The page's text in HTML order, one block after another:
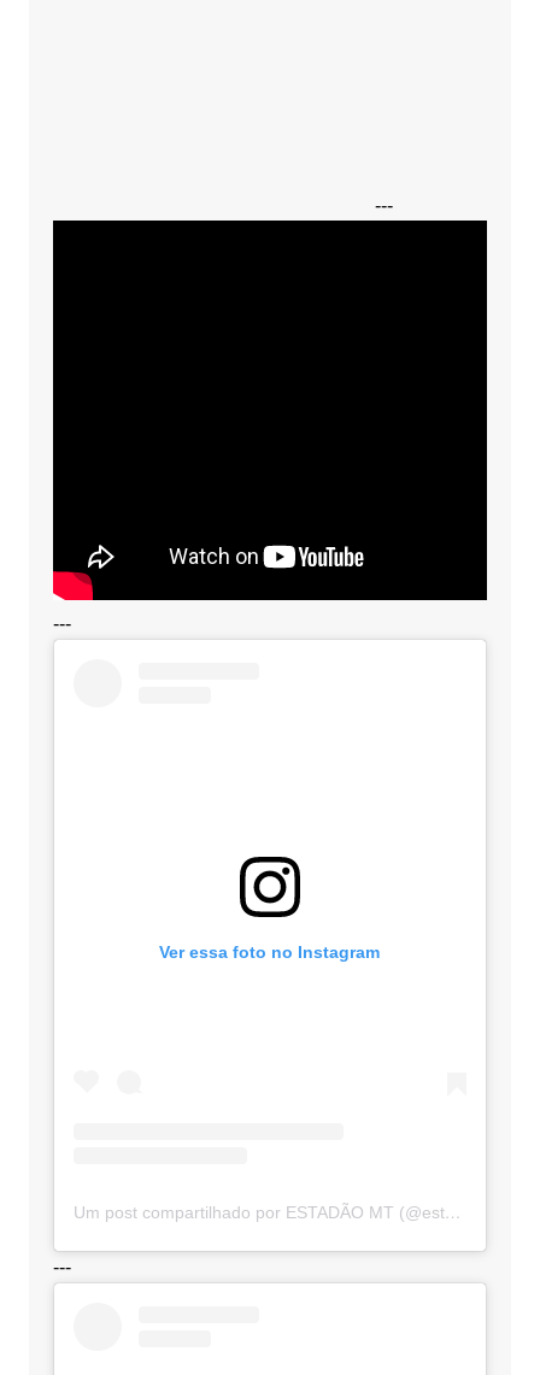
---
---
Ver essa foto no Instagram
Um post compartilhado por ESTADÃO MT (@estadaomt)
---